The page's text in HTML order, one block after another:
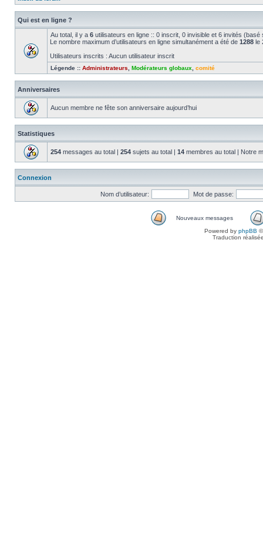
Qui est en ligne ?
Au total, il y a 6 utilisateurs en ligne :: 0 inscrit, 0 invisible et 6 invités
Le nombre maximum d’utilisateurs en ligne simultanément a été de 1288 le
Utilisateurs inscrits : Aucun utilisateur inscrit
Légende :: Administrateurs Modérateurs globaux comité
Anniversaires
Aucun membre ne fête son anniversaire aujourd’hui
Statistiques
254 messages au total | 254 sujets au total | 14 membres au total | Notre
Connexion
Nom d’utilisateur: Mot de passe:
Nouveaux messages
Powered by phpBB
Traduction